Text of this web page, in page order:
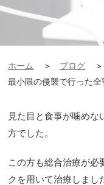
ホーム ブログ
最小限の侵襲で行った全
見た目と食事が噛めな
方でした。
この方も総合治療が必
クを用いて治療しまし